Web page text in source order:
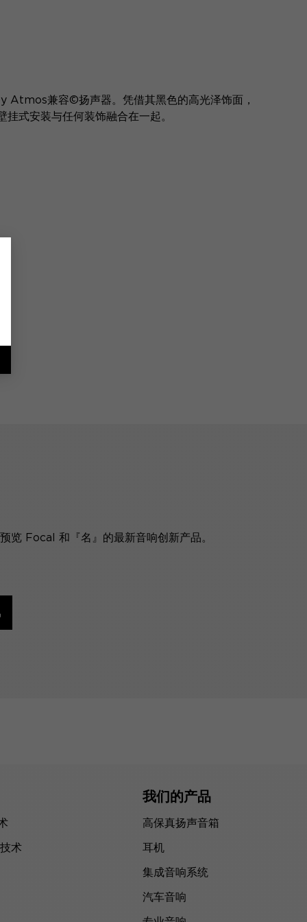
兼容©扬声器。凭借其黑色的高光泽饰面，
式安装与任何装饰融合在一起。
览 Focal 和『名』的最新音响创新产品。
术
我们的产品
高保真扬声音箱
耳机
集成音响系统
汽车音响